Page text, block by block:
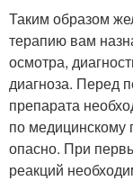
Таким образом
терапию вам
осмотра,
диагноза. Перед
препарата
по
опасно. При
реакций